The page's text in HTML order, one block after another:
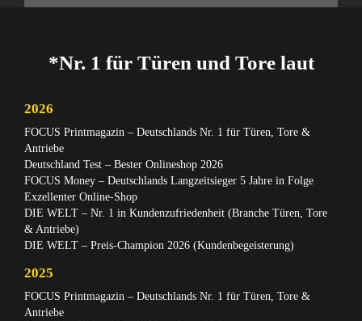
*Nr. 1 für Türen und Tore laut
2026
FOCUS Printmagazin – Deutschlands Nr. 1 für Türen, Tore &
Antriebe
Deutschland Test – Bester Onlineshop 2026
FOCUS Money – Deutschlands Langzeitsieger 5 Jahre in Folge
Exzellenter Online-Shop
DIE WELT – Nr. 1 in Kundenzufriedenheit (Branche Türen, Tore
& Antriebe)
DIE WELT – Preis-Champion 2026 (Kundenbegeisterung)
2025
FOCUS Printmagazin – Deutschlands Nr. 1 für Türen, Tore &
Antriebe